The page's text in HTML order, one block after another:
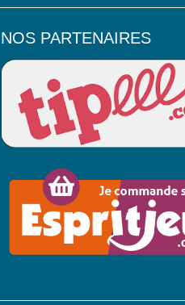
NOS PARTENAIRES